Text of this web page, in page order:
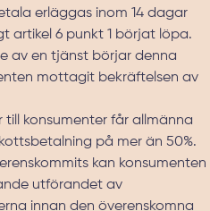
erläggas inom 14 dagar
artikel 6 punkt 1 börjat löpa.
av en tjänst börjar denna
mottagit bekräftelsen av
konsumenter får allmänna
på mer än 50%.
kan konsumenten
utförandet av
innan den överenskomna